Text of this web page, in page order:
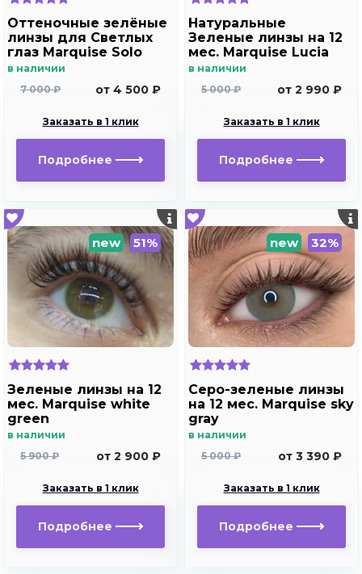
Оттеночные зелёные
линзы для Светлых
глаз Marquise Solo
green( зеленые ) /
в наличии
7 000 ₽
от 4 500 ₽
Заказать в 1 клик
Подробнее
Натуральные
Зеленые линзы на 12
мес. Marquise Lucia
Buzios
в наличии
5 000 ₽
от 2 990 ₽
Заказать в 1 клик
Подробнее
new 51%
Зеленые линзы на 12
мес. Marquise white
green
в наличии
5 900 ₽
от 2 900 ₽
Заказать в 1 клик
Подробнее
new 32%
Серо-зеленые линзы
на 12 мес. Marquise sky
gray
в наличии
5 000 ₽
от 3 390 ₽
Заказать в 1 клик
Подробнее